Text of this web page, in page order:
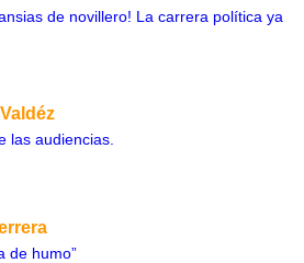
de novillero! La carrera política ya
las audiencias.
de humo”